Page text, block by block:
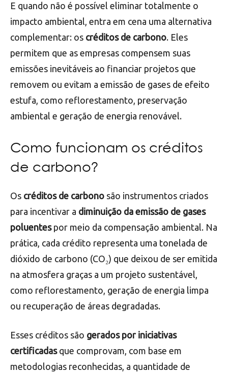
E quando não é possível eliminar totalmente o
impacto ambiental, entra em cena uma alternativa
complementar: os créditos de carbono. Eles
permitem que as empresas compensem suas
emissões inevitáveis ao financiar projetos que
removem ou evitam a emissão de gases de efeito
estufa, como reflorestamento, preservação
ambiental e geração de energia renovável.
Como funcionam os créditos
de carbono?
Os créditos de carbono são instrumentos criados
para incentivar a diminuição da emissão de gases
poluentespor meio da compensação ambiental. Na
prática, cada crédito representa uma tonelada de
dióxido de carbono (CO₂) que deixou de ser emitida
na atmosfera graças a um projeto sustentável,
como reflorestamento, geração de energia limpa
ou recuperação de áreas degradadas.
Esses créditos são gerados por iniciativas
certificadasque comprovam, com base em
metodologias reconhecidas, a quantidade de